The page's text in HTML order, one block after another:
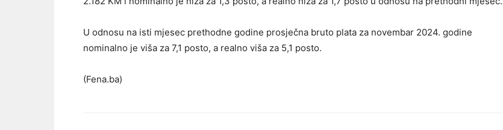
U odnosu na isti mjesec prethodne godine prosječna bruto plata za novembar 2024. godine
nominalno je viša za 7,1 posto, a realno viša za 5,1 posto.
(Fena.ba)